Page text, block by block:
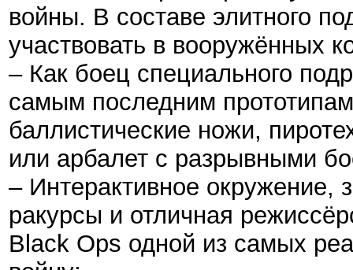
войны. В составе элитного
участвовать в вооружённых
– Как боец специального
самым последним
баллистические ножи,
или арбалет с разрывными
– Интерактивное
ракурсы и отличная
Black Ops одной из самых